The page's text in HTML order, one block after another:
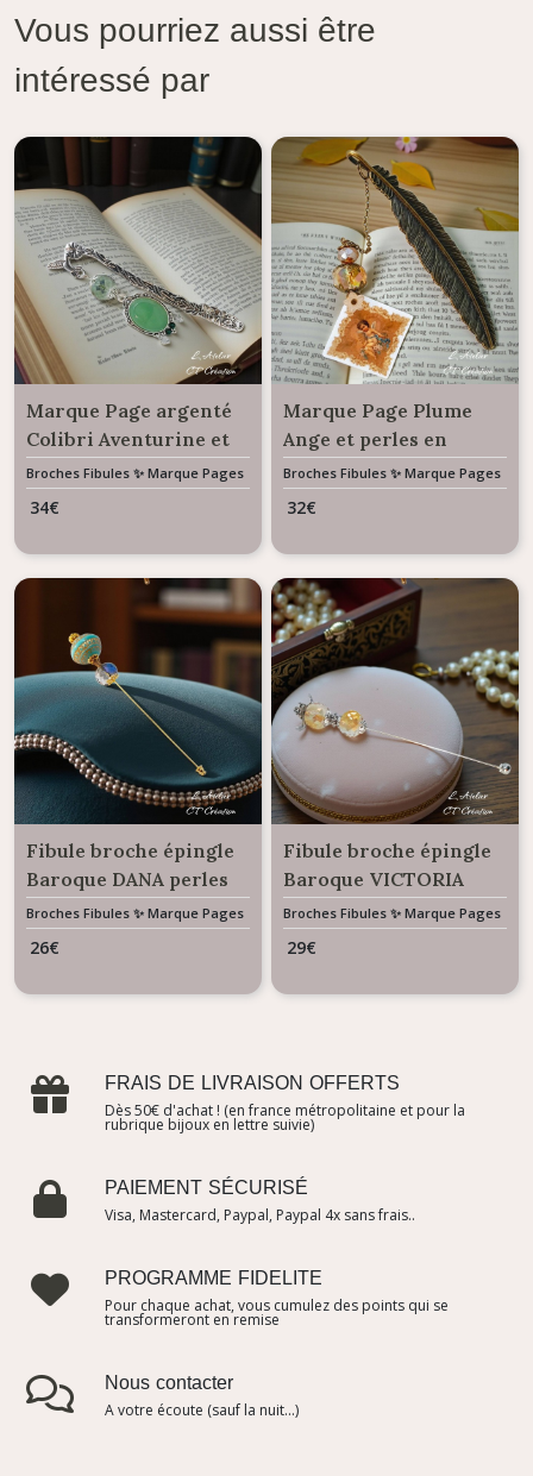
Vous pourriez aussi être
intéressé par
Marque Page argenté
Colibri Aventurine et
Cristal
Broches Fibules ✨ Marque Pages
✨ Bijoux De Sac
34€
Marque Page Plume
Ange et perles en
Cristal
Broches Fibules ✨ Marque Pages
✨ Bijoux De Sac
32€
Fibule broche épingle
Baroque DANA perles
orientale et cristal
Broches Fibules ✨ Marque Pages
✨ Bijoux De Sac
26€
Fibule broche épingle
Baroque VICTORIA
perles en cristal
Broches Fibules ✨ Marque Pages
✨ Bijoux De Sac
29€
FRAIS DE LIVRAISON OFFERTS
Dès 50€ d'achat ! (en france métropolitaine et pour la
rubrique bijoux en lettre suivie)
PAIEMENT SÉCURISÉ
Visa, Mastercard, Paypal, Paypal 4x sans frais..
PROGRAMME FIDELITE
Pour chaque achat, vous cumulez des points qui se
transformeront en remise
Nous contacter
A votre écoute (sauf la nuit...)